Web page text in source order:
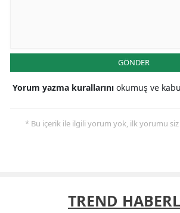
GÖNDER
Yorum yazma kurallarını okumuş ve
* Bu içerik ile ilgili yorum yok, ilk yorumu siz
TREND